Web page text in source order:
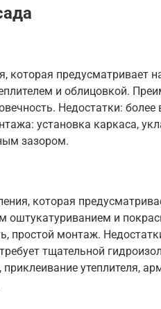
которая предусматривает
и облицовкой.
Недостатки:
установка каркаса,
зазором.
которая
оштукатуриванием и
простой монтаж.
тщательной
утеплителя,